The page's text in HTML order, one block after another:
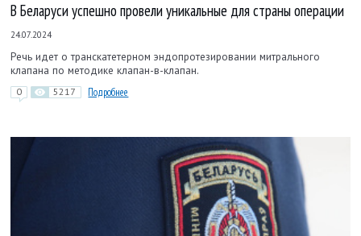
В Беларуси успешно провели уникальные для страны операции
24.07.2024
Речь идет о транскатетерном эндопротезировании митрального
клапана по методике клапан-в-клапан.
0 5217 Подробнее